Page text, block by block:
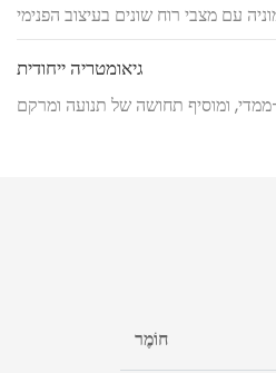
גיאומטריה ייחודית
חוֹמֶר